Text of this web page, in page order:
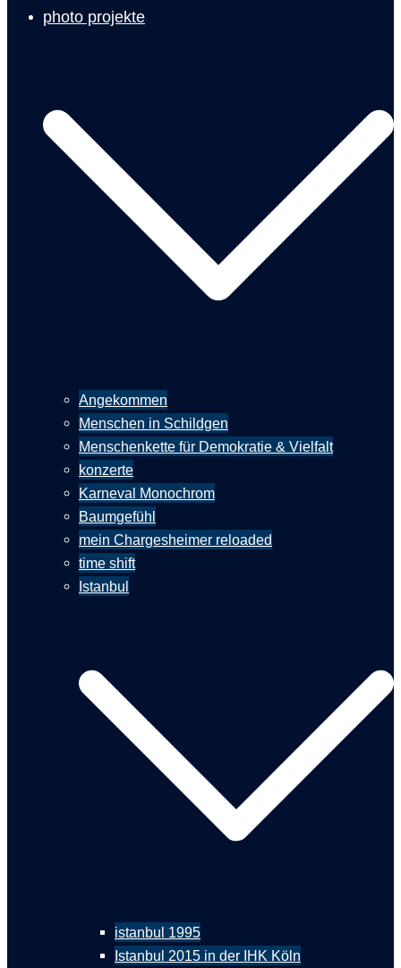
photo projekte
Angekommen
Menschen in Schildgen
Menschenkette für Demokratie & Vielfalt
konzerte
Karneval Monochrom
Baumgefühl
mein Chargesheimer reloaded
time shift
Istanbul
istanbul 1995
Istanbul 2015 in der IHK Köln